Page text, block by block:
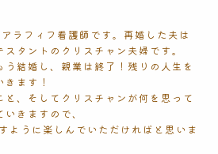
ラフィフ看護師です。再婚した夫は
タントのクリスチャン夫婦です。
結婚し、親業は終了！残りの人生を
ます！
と、そしてクリスチャンが何を思って
きますので、
ように楽しんでいただければと思いま